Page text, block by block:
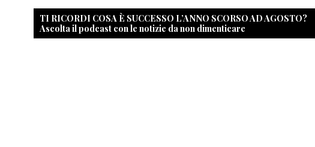
TI RICORDI COSA È SUCCESSO L’ANNO SCORSO AD AGOSTO?
Ascolta il podcast con le notizie da non dimenticare